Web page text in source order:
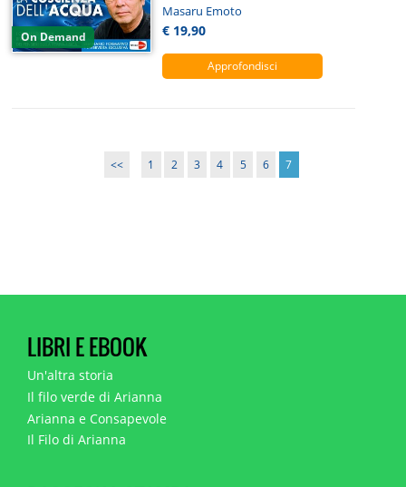
On Demand
Masaru Emoto
€ 19,90
Approfondisci
<< 1 2 3 4 5 6 7
LIBRI E EBOOK
Un'altra storia
Il filo verde di Arianna
Arianna e Consapevole
Il Filo di Arianna